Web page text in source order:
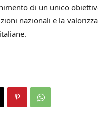
di un unico
nazionali e la